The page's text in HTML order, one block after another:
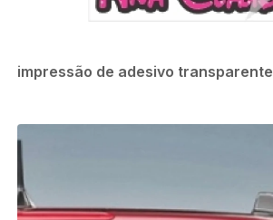
impressão de adesivo transparente